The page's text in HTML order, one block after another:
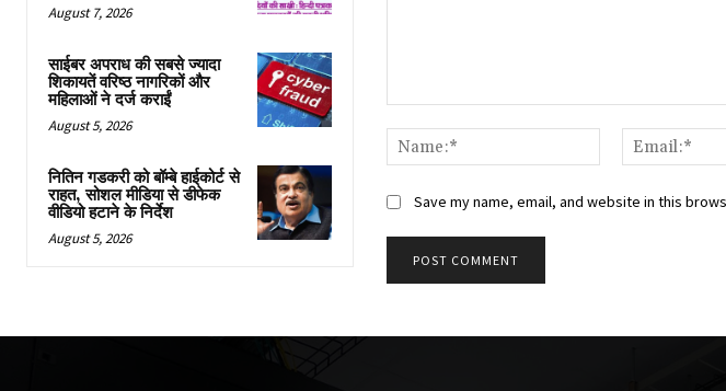
August 7, 2026
साईबर अपराध की सबसे ज्यादा
शिकायतें वरिष्ठ नागरिकों और
महिलाओं ने दर्ज कराईं
August 5, 2026
नितिन गडकरी को बॉम्बे हाईकोर्ट से
राहत, सोशल मीडिया से डीफेक
वीडियो हटाने के निर्देश
August 5, 2026
Name:*
Save my name, email, and website in this